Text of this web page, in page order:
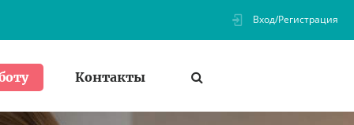
Вход/Регистрация
Контакты